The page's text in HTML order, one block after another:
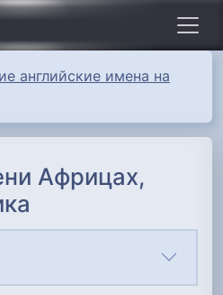
английские имена на
Африцах,